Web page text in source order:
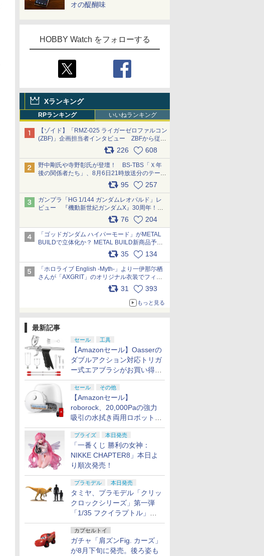
オの醍醐味
HOBBY Watch をフォローする
Xランキング
RPランキング いいねランキング
【ゾイド】「RMZ-025 ライガーゼロファルコン
(ZBF)」企画担当者インタビュー ZBFから従来
デザインまで再現可能なボリューム満点のキッ
ト pic.x.com/6zOqQAQKkX
226 608
野中剛氏や寺野彰氏が登壇！ BS-TBS「Ｘ年
後の関係者たち」、8月6日21時放送分のテーマ
は「超合金」！ pic.x.com/uWyt1uyuFm
95 257
ガンプラ「HG 1/144 ガンダムレオパルド」レ
ビュー 『機動新世紀ガンダムX』30周年！イ
ンナーアームガトリングの変形機構まで再現し
最新フォーマットでキット化！
pic.x.com/nszPIDTpbg
76 204
「ゴッドガンダム ハイパーモード」がMETAL
BUILDで立体化か？ METAL BUILD新商品予告
が公開 pic.x.com/HIcLLIM3ar35 134
「ホロライブ English -Myth-」より一伊那尓栖
さんが「AXGRIT」のオリジナル衣装でフィギ
ュア化 pic.x.com/YMGhdIAzNa
31 393
もっと見る
最新記事
セール 工具
【Amazonセール】Oasserの
ダブルアクション対応トリガ
ー式エアブラシがお買い得価
格で登場！
セール その他
【Amazonセール】
roborock、20,000Paの強力
吸引の水拭き両用ロボット掃
除機「Qrevo Curv 2 Flow」
がお買い得！
プライズ 本日発売
「一番くじ 勝利の女神：
NIKKE CHAPTER8」本日よ
り順次発売！
プラモデル 本日発売
タミヤ、プラモデル「クリッ
クロックシリーズ」第一弾
「1/35 フクイラプトル」本
日発売！
カプセルトイ
ガチャ「肩ズンFig. カーズ」
が8月下旬に発売。後ろ姿も